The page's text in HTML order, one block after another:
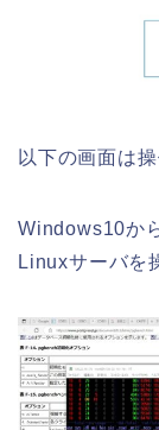
以下の画面は
Windows10か
Linuxサーバを